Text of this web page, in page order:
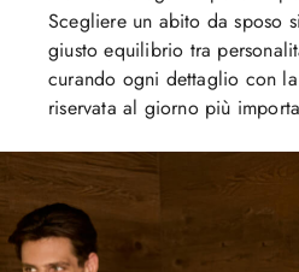
Scegliere un abito da sposo
giusto equilibrio tra
curando ogni dettaglio con la
riservata al giorno più